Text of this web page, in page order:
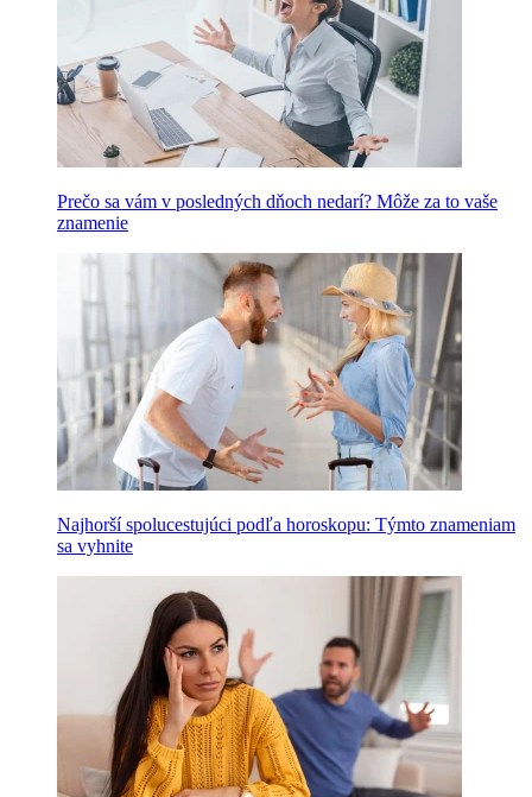
Prečo sa vám v posledných dňoch nedarí? Môže za to vaše
znamenie
Najhorší spolucestujúci podľa horoskopu: Týmto znameniam
sa vyhnite